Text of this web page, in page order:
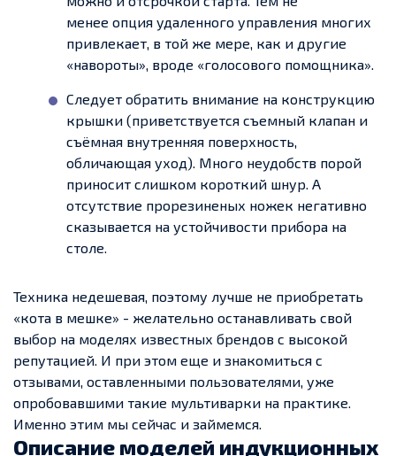
менее опция удаленного управления многих
привлекает, в той же мере, как и другие
«навороты», вроде «голосового помощника».
Следует обратить внимание на конструкцию
крышки (приветствуется съемный клапан и
съёмная внутренняя поверхность,
обличающая уход). Много неудобств порой
приносит слишком короткий шнур. А
отсутствие прорезиненых ножек негативно
сказывается на устойчивости прибора на
столе.
Техника недешевая, поэтому лучше не приобретать
«кота в мешке» - желательно останавливать свой
выбор на моделях известных брендов с высокой
репутацией. И при этом еще и знакомиться с
отзывами, оставленными пользователями, уже
опробовавшими такие мультиварки на практике.
Именно этим мы сейчас и займемся.
Описание моделей индукционных